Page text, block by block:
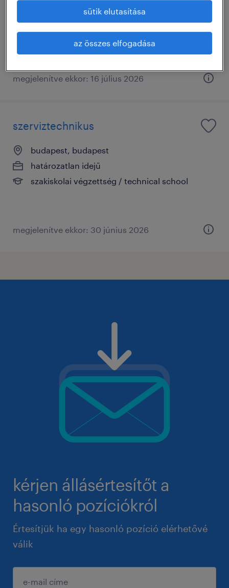
határozatlan idejű
középiskolai végzettség / high school
megjelenítve ekkor: 16 július 2026
szerviztechnikus
budapest, budapest
határozatlan idejű
szakiskolai végzettség / technical school
megjelenítve ekkor: 30 június 2026
kérjen állásértesítőt a
hasonló pozíciókról
Értesítjük ha egy hasonló pozíció elérhetővé
válik
sütik elutasítása
az összes elfogadása